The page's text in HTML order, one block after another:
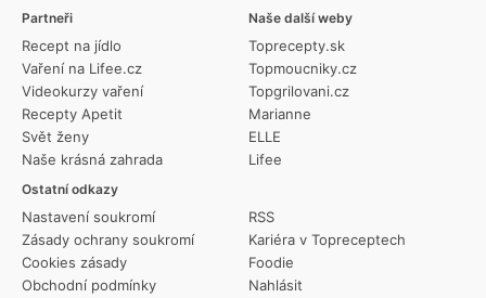
Partneři
Recept na jídlo
Vaření na Lifee.cz
Videokurzy vaření
Recepty Apetit
Svět ženy
Naše krásná zahrada
Ostatní odkazy
Nastavení soukromí
Zásady ochrany soukromí
Cookies zásady
Obchodní podmínky
RSS
Kariéra v Topreceptech
Foodie
Nahlásit
Naše další weby
Toprecepty.sk
Topmoucniky.cz
Topgrilovani.cz
Marianne
ELLE
Lifee